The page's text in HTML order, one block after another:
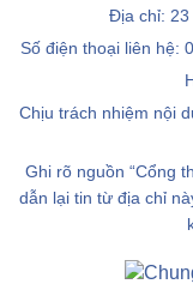
Địa chỉ: 23
Số điện thoại liên hệ:
Chịu trách nhiệm nội
Ghi rõ nguồn “Cổng
dẫn lại tin từ địa chỉ